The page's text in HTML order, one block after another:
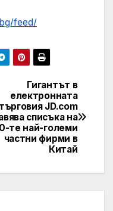
feed/
Гигантът в
електронната
търговия JD.com
списъка на
те най-големи
частни фирми в
Китай